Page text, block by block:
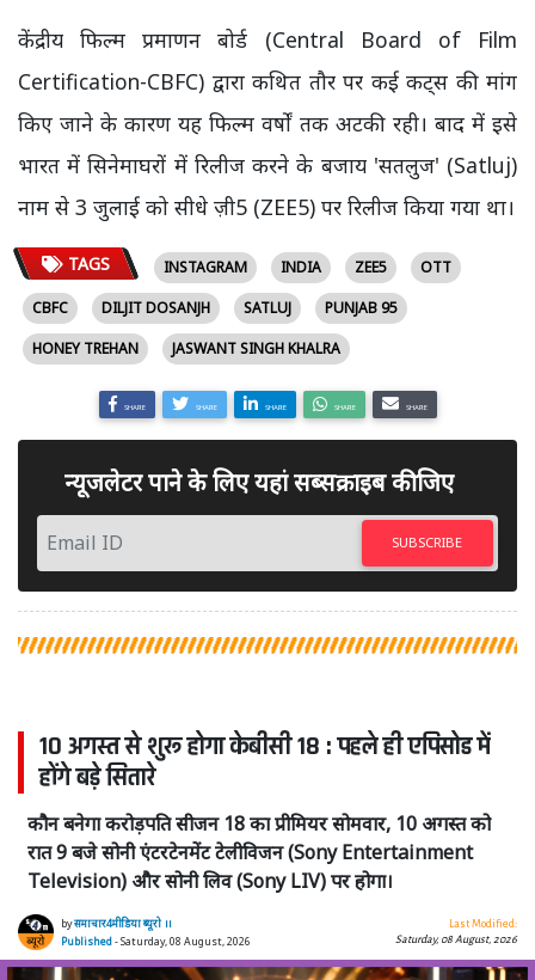
केंद्रीय फिल्म प्रमाणन बोर्ड (Central Board of Film
Certification-CBFC) द्वारा कथित तौर पर कई कट्स की मांग
किए जाने के कारण यह फिल्म वर्षों तक अटकी रही। बाद में इसे
भारत में सिनेमाघरों में रिलीज करने के बजाय 'सतलुज' (Satluj)
नाम से 3 जुलाई को सीधे ज़ी5 (ZEE5) पर रिलीज किया गया था।
TAGS INSTAGRAM INDIA ZEE5
OTT
CBFC
DILJIT DOSANJH SATLUJ
PUNJAB 95
HONEY TREHAN
JASWANT SINGH KHALRA
SHARE SHARE SHARE SHARE SHARE
न्यूजलेटर पाने के लिए यहां सब्सक्राइब कीजिए
SUBSCRIBE
10 अगस्त से शुरू होगा केबीसी 18 : पहले ही एपिसोड में
होंगे बड़े सितारे
कौन बनेगा करोड़पति सीजन 18 का प्रीमियर सोमवार, 10 अगस्त को
रात 9 बजे सोनी एंटरटेनमेंट टेलीविजन (Sony Entertainment
Television) और सोनी लिव (Sony LIV) पर होगा।
byसमाचार4मीडिया ब्यूरो ।।
Published- Saturday, 08 August, 2026
Last Modified:
Saturday, 08 August, 2026